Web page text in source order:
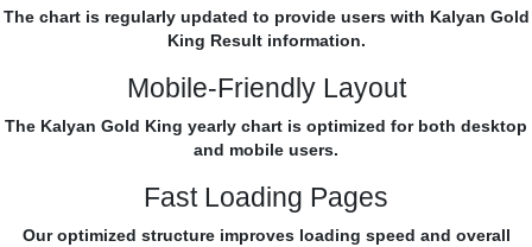
The chart is regularly updated to provide users with Kalyan Gold
King Result information.
Mobile-Friendly Layout
The Kalyan Gold King yearly chart is optimized for both desktop
and mobile users.
Fast Loading Pages
Our optimized structure improves loading speed and overall